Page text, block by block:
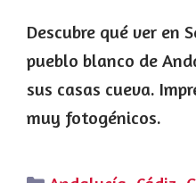
Descubre qué ver en
pueblo blanco de
sus casas cueva.
muy fotogénicos.